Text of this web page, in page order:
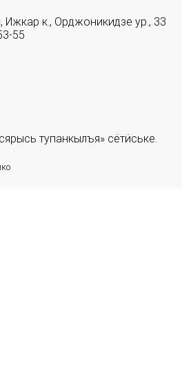
Ижкар к., Орджоникидзе ур., 33
55
тупанкылъя» сётӥське.